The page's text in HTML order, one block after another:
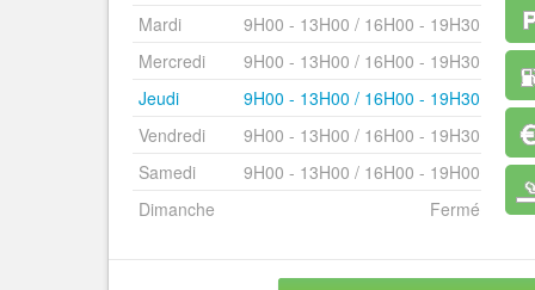
Mardi
9H00 - 13H00 / 16H00 - 19H30
Mercredi
9H00 - 13H00 / 16H00 - 19H30
Jeudi
9H00 - 13H00 / 16H00 - 19H30
Vendredi
9H00 - 13H00 / 16H00 - 19H30
Samedi
9H00 - 13H00 / 16H00 - 19H00
Dimanche
Fermé